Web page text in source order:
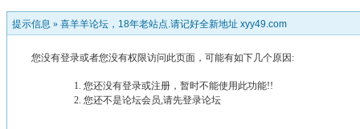
提示信息 » 喜羊羊论坛，18年老站点.请记好全新地址 xyy49.com
您没有登录或者您没有权限访问此页面，可能有如下几个原因:
您还没有登录或注册，暂时不能使用此功能!!
您还不是论坛会员,请先登录论坛